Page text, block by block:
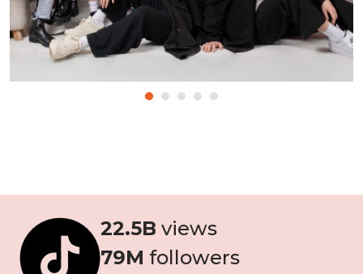
22.5B views
79M followers